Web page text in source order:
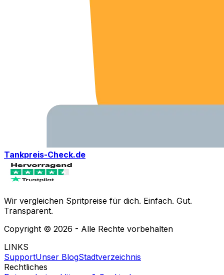
Tankpreis-Check.de
Wir vergleichen Spritpreise für dich. Einfach. Gut.
Transparent.
Copyright © 2026 - Alle Rechte vorbehalten
LINKS
SupportUnser BlogStadtverzeichnis
Rechtliches